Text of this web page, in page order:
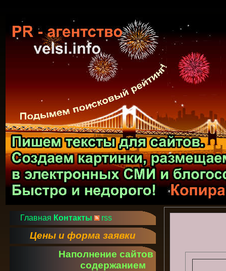
Главная Контакты rss
Цены и форма заявки
Наполнение сайтов
содержанием